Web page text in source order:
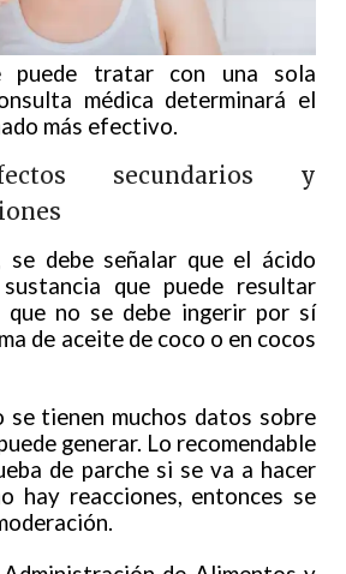
puede tratar con una sola
médica determinará el
más efectivo.
secundarios y
se debe señalar que el ácido
que puede resultar
no se debe ingerir por sí
de aceite de coco o en cocos
se tienen muchos datos sobre
generar. Lo recomendable
de parche si se va a hacer
hay reacciones, entonces se